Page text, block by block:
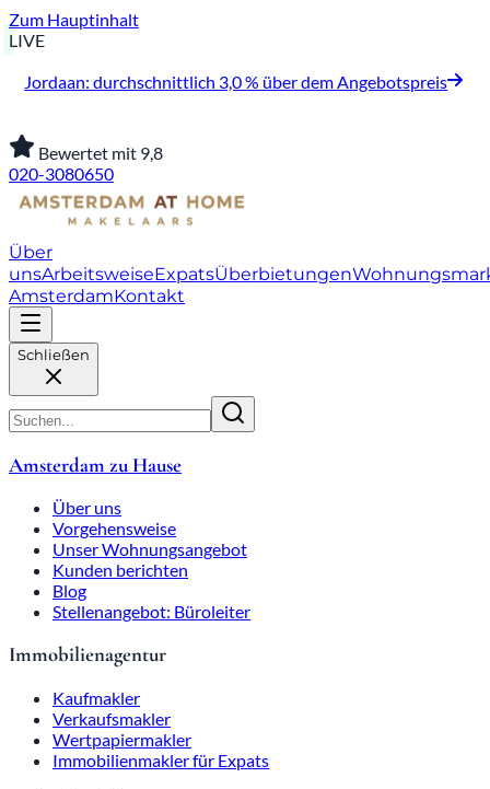
Zum Hauptinhalt
LIVE
Jordaan: durchschnittlich 3,0 % über dem Angebotspreis
Bewertet mit 9,8
020-3080650
Über
unsArbeitsweiseExpatsÜberbietungen
AmsterdamKontakt
Schließen
Amsterdam zu Hause
Über uns
Vorgehensweise
Unser Wohnungsangebot
Kunden berichten
Blog
Stellenangebot: Büroleiter
Immobilienagentur
Kaufmakler
Verkaufsmakler
Wertpapiermakler
Immobilienmakler für Expats